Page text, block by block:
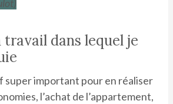
dans lequel je
super important pour en réaliser
l’achat de l’appartement,